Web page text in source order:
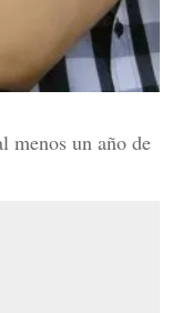
menos un año de